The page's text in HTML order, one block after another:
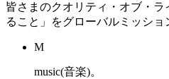
皆さまのクオリティ・オブ・
ること」をグローバルミッショ
M
music(音楽)。